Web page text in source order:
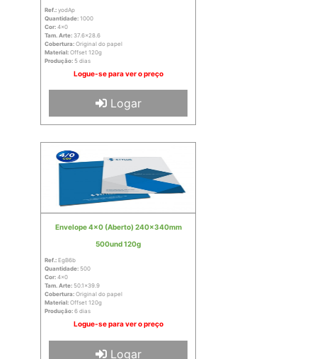
Ref.: yodAp
Quantidade: 1000
Cor: 4x0
Tam. Arte: 37.6x28.6
Cobertura: Original do papel
Material: Offset 120g
Produção: 5 dias
Logue-se para ver o preço
Logar
Envelope 4x0 (Aberto) 240x340mm
500und 120g
Ref.: EgB6b
Quantidade: 500
Cor: 4x0
Tam. Arte: 50.1x39.9
Cobertura: Original do papel
Material: Offset 120g
Produção: 6 dias
Logue-se para ver o preço
Logar